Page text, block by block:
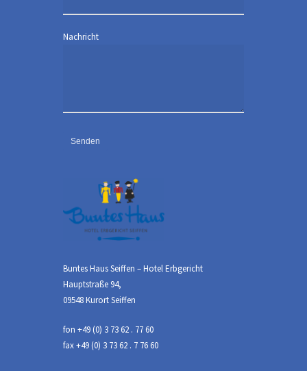
Nachricht
Buntes Haus Seiffen – Hotel Erbgericht
Hauptstraße 94,
09548 Kurort Seiffen
fon +49 (0) 3 73 62 . 77 60
fax +49 (0) 3 73 62 . 7 76 60